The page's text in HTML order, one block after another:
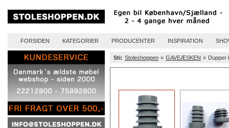
FORSIDEN KATEGORIER PRODUCENTER INSPIRATION
Sti: Stoleshoppen » GAVEÆSKEN » Dupper